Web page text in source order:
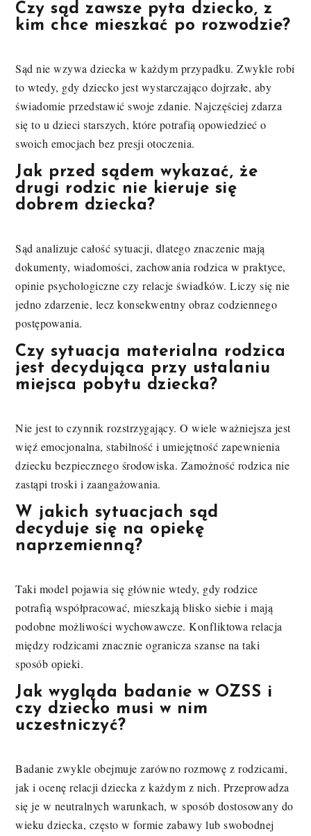
Czy sąd zawsze pyta dziecko, z
kim chce mieszkać po rozwodzie?
Sąd nie wzywa dziecka w każdym przypadku. Zwykle robi
to wtedy, gdy dziecko jest wystarczająco dojrzałe, aby
świadomie przedstawić swoje zdanie. Najczęściej zdarza
się to u dzieci starszych, które potrafią opowiedzieć o
swoich emocjach bez presji otoczenia.
Jak przed sądem wykazać, że
drugi rodzic nie kieruje się
dobrem dziecka?
Sąd analizuje całość sytuacji, dlatego znaczenie mają
dokumenty, wiadomości, zachowania rodzica w praktyce,
opinie psychologiczne czy relacje świadków. Liczy się nie
jedno zdarzenie, lecz konsekwentny obraz codziennego
postępowania.
Czy sytuacja materialna rodzica
jest decydująca przy ustalaniu
miejsca pobytu dziecka?
Nie jest to czynnik rozstrzygający. O wiele ważniejsza jest
więź emocjonalna, stabilność i umiejętność zapewnienia
dziecku bezpiecznego środowiska. Zamożność rodzica nie
zastąpi troski i zaangażowania.
W jakich sytuacjach sąd
decyduje się na opiekę
naprzemienną?
Taki model pojawia się głównie wtedy, gdy rodzice
potrafią współpracować, mieszkają blisko siebie i mają
podobne możliwości wychowawcze. Konfliktowa relacja
między rodzicami znacznie ogranicza szanse na taki
sposób opieki.
Jak wygląda badanie w OZSS i
czy dziecko musi w nim
uczestniczyć?
Badanie zwykle obejmuje zarówno rozmowę z rodzicami,
jak i ocenę relacji dziecka z każdym z nich. Przeprowadza
się je w neutralnych warunkach, w sposób dostosowany do
wieku dziecka, często w formie zabawy lub swobodnej